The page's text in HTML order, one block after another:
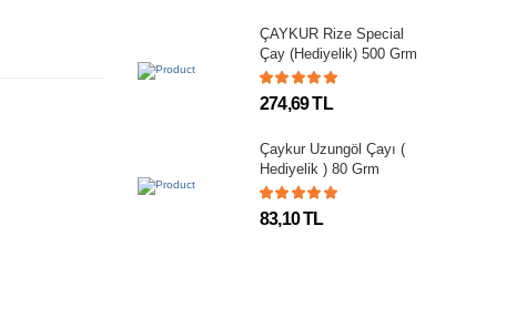
ÇAYKUR Rize Special
Çay (Hediyelik) 500 Grm
274,69 TL
Çaykur Uzungöl Çayı (
Hediyelik ) 80 Grm
83,10 TL